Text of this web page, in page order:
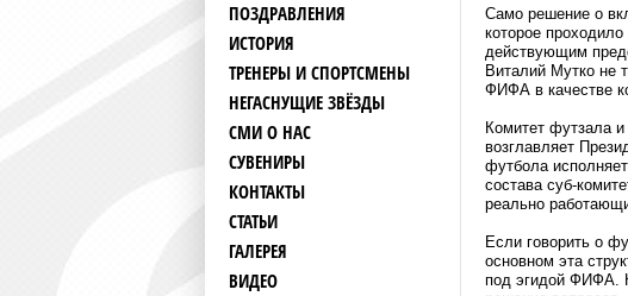
ПОЗДРАВЛЕНИЯ
ИСТОРИЯ
ТРЕНЕРЫ И СПОРТСМЕНЫ
НЕГАСНУЩИЕ ЗВЁЗДЫ
СМИ О НАС
СУВЕНИРЫ
КОНТАКТЫ
СТАТЬИ
ГАЛЕРЕЯ
ВИДЕО
Само решение о
которое
действующим
Виталий Мутко не
ФИФА в качестве
Комитет футзала
возглавляет
футбола
состава суб-
реально
Если говорить о
основном эта
под эгидой ФИФА.